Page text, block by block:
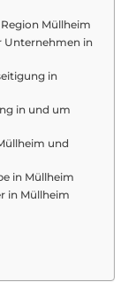
Müllheim
Unternehmen in
in
in und um
und
in Müllheim
in Müllheim